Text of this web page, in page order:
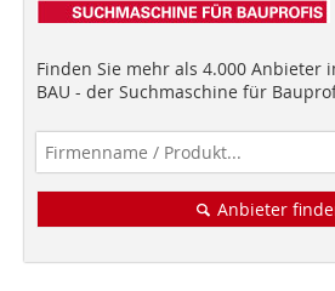
Finden Sie mehr als 4.000 Anbieter
BAU - der Suchmaschine für
Anbieter